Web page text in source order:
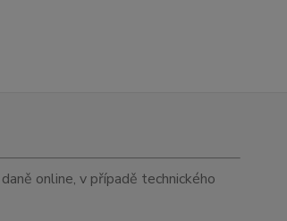
online, v případě technického